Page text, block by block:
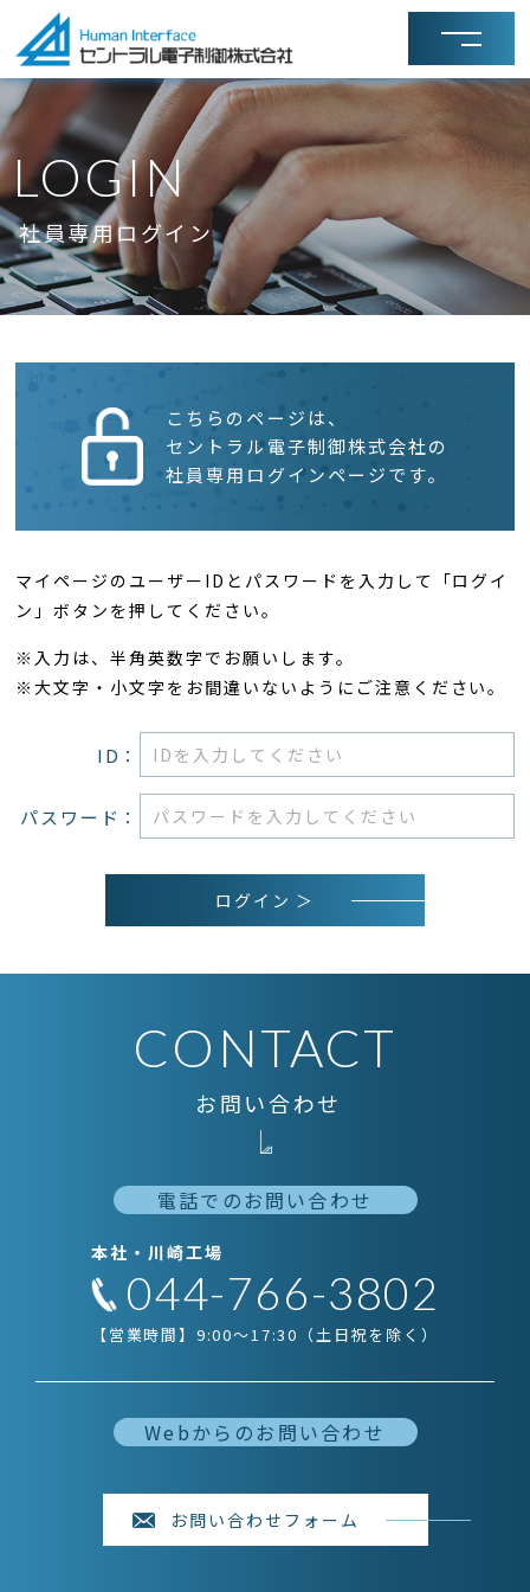
LOGIN
社員専用ログイン
こちらのページは、
セントラル電子制御株式会社の
社員専用ログインページです。
マイページのユーザーIDとパスワードを入力して「ログイ
ン」ボタンを押してください。
※入力は、半角英数字でお願いします。
※大文字・小文字をお間違いないようにご注意ください。
ID：
パスワード：
ログイン ＞
CONTACT
お問い合わせ
電話でのお問い合わせ
本社・川崎工場
044-766-3802
【営業時間】9:00～17:30（土日祝を除く）
Webからのお問い合わせ
お問い合わせフォーム